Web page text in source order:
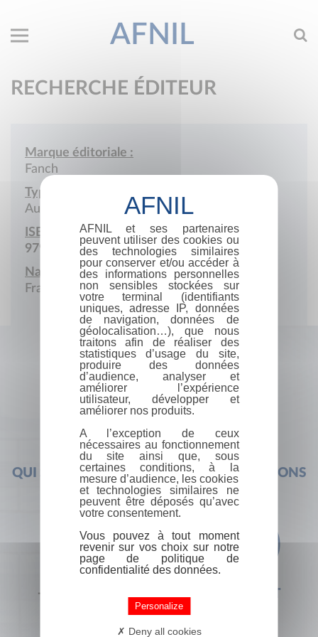
AFNIL
RECHERCHE ÉDITEUR
Marque éditoriale :
Fanch
Type de société :
Auto-édition
ISBN :
979-10-415-7569-5
Nationalité :
France
QUI SOMMES-NOUS ? FOIRE AUX QUESTIONS
+33 (0) 1 44 41 29 19 CONTACT
AFNIL et ses partenaires
peuvent utiliser des cookies ou
des technologies similaires
pour conserver et/ou accéder à
des informations personnelles
non sensibles stockées sur
votre terminal (identifiants
uniques, adresse IP, données
de navigation, données de
géolocalisation…), que nous
traitons afin de réaliser des
statistiques d’usage du site,
produire des données
d’audience, analyser et
améliorer l’expérience
utilisateur, développer et
améliorer nos produits.
A l’exception de ceux
nécessaires au fonctionnement
du site ainsi que, sous
certaines conditions, à la
mesure d’audience, les cookies
et technologies similaires ne
peuvent être déposés qu’avec
votre consentement.
Vous pouvez à tout moment
revenir sur vos choix sur notre
page de politique de
confidentialité des données.
Personalize
Deny all cookies